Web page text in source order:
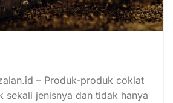
– Produk-produk coklat
sekali jenisnya dan tidak hanya